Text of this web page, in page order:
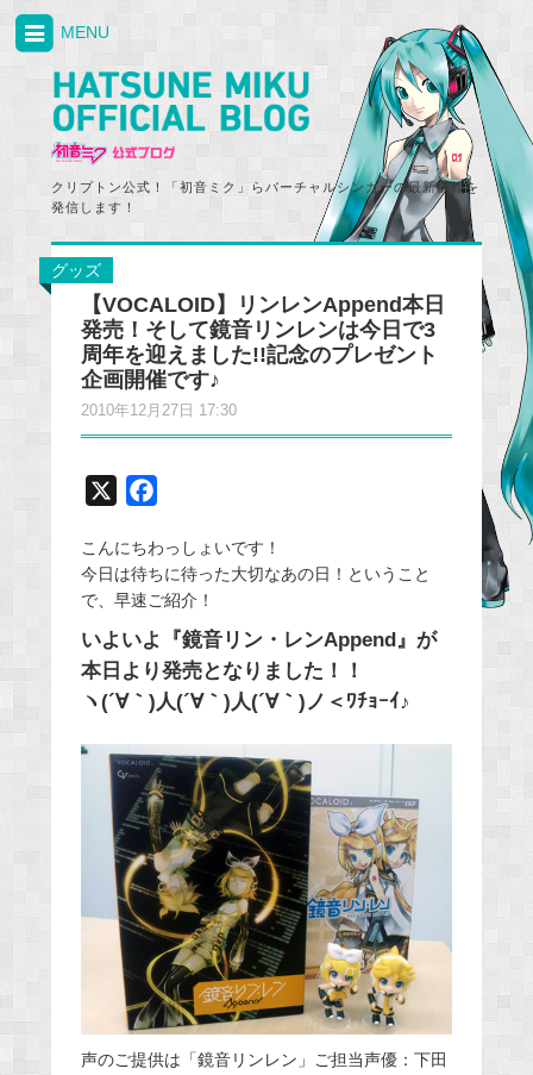
クリプトン公式！「初音ミク」らバーチャルシンガーの最新情報を
発信します！
MENU
グッズ
【VOCALOID】リンレンAppend本日
発売！そして鏡音リンレンは今日で3
周年を迎えました!!記念のプレゼント
企画開催です♪
2010年12月27日 17:30
c
e
b
o
o
k
こんにちわっしょいです！
今日は待ちに待った大切なあの日！ということ
で、早速ご紹介！
いよいよ『鏡音リン・レンAppend』が
本日より発売となりました！！
ヽ(´∀｀)人(´∀｀)人(´∀｀)ノ＜ﾜﾁｮｰｲ♪
声のご提供は「鏡音リンレン」ご担当声優：下田